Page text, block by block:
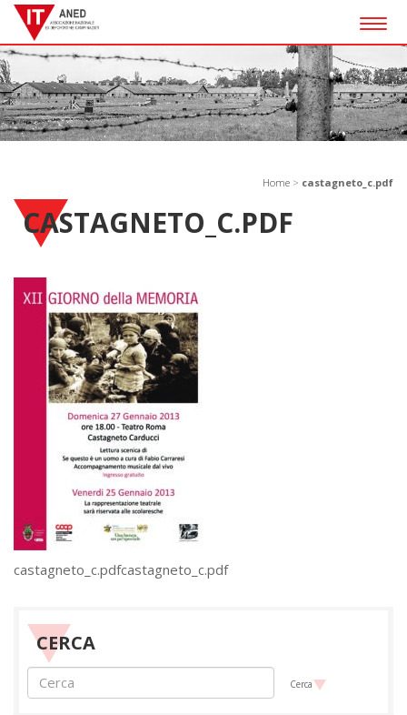
Home > castagneto_c.pdf
CASTAGNETO_C.PDF
castagneto_c.pdfcastagneto_c.pdf
CERCA
Cerca